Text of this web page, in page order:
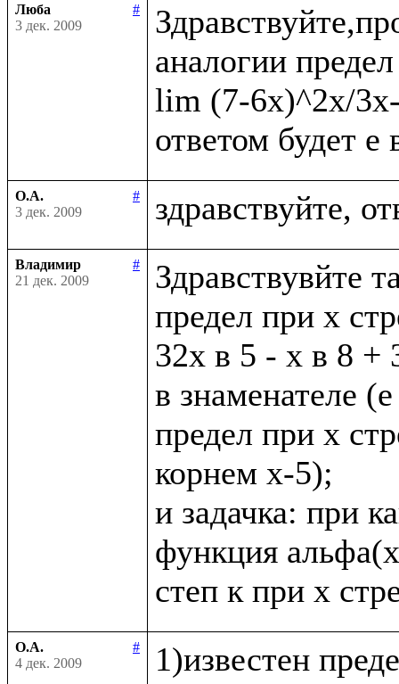
Люба
#
3 дек. 2009
аналогии
lim (7-6x)^2x/
О.А.
#
3 дек. 2009
Владимир
#
21 дек. 2009
Здравствувйте
предел при х
32х в 5 - х в 8 +
в знаменателе
предел при х
корнем х-5);
и задачка: при
функция
О.А.
#
4 дек. 2009
1)известен